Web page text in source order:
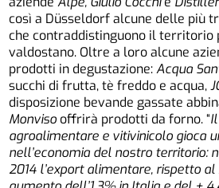
così a Düsseldorf alcune delle più
che contraddistinguono il territorio
valdostano. Oltre a loro alcune
prodotti in degustazione:Acqua
succhi di frutta, tè freddo e acqua,
disposizione bevande gassate
Monviso offrirà prodotti da forno. “
agroalimentare e vitivinicolo gioca
nell’economia del nostro territorio:
2014 l’export alimentare, rispetto al